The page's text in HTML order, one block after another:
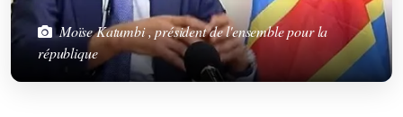
Moïse Katumbi , président de l'ensemble pour la
république